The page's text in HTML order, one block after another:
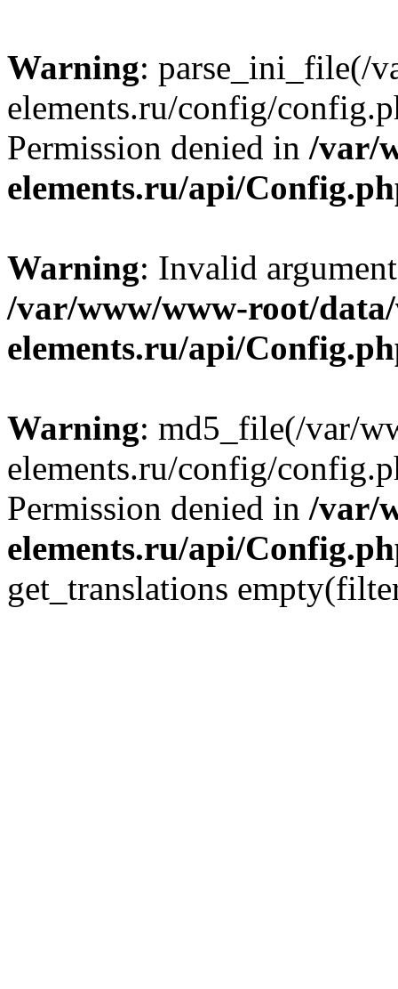
Warning: parse_ini_file(/
elements.ru/config/
Permission denied in /var/
elements.ru/api/
Warning: Invalid
/var/www/www-root/
elements.ru/api/
Warning: md5_file(/var/
elements.ru/config/
Permission denied in /var/
elements.ru/api/
get_translations